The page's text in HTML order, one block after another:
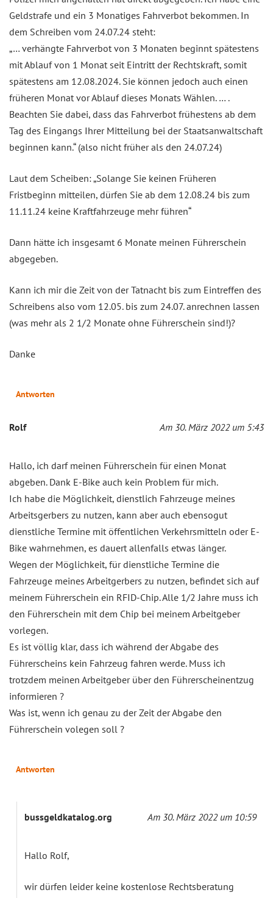
Geldstrafe und ein 3 Monatiges Fahrverbot bekommen. In
dem Schreiben vom 24.07.24 steht:
„… verhängte Fahrverbot von 3 Monaten beginnt spätestens
mit Ablauf von 1 Monat seit Eintritt der Rechtskraft, somit
spätestens am 12.08.2024. Sie können jedoch auch einen
früheren Monat vor Ablauf dieses Monats Wählen. … .
Beachten Sie dabei, dass das Fahrverbot frühestens ab dem
Tag des Eingangs Ihrer Mitteilung bei der Staatsanwaltschaft
beginnen kann.“ (also nicht früher als den 24.07.24)
Laut dem Scheiben: „Solange Sie keinen Früheren
Fristbeginn mitteilen, dürfen Sie ab dem 12.08.24 bis zum
11.11.24 keine Kraftfahrzeuge mehr führen“
Dann hätte ich insgesamt 6 Monate meinen Führerschein
abgegeben.
Kann ich mir die Zeit von der Tatnacht bis zum Eintreffen des
Schreibens also vom 12.05. bis zum 24.07. anrechnen lassen
(was mehr als 2 1/2 Monate ohne Führerschein sind!)?
Danke
Antworten
Rolf Am 30. März 2022 um 5:43
Hallo, ich darf meinen Führerschein für einen Monat
abgeben. Dank E-Bike auch kein Problem für mich.
Ich habe die Möglichkeit, dienstlich Fahrzeuge meines
Arbeitsgerbers zu nutzen, kann aber auch ebensogut
dienstliche Termine mit öffentlichen Verkehrsmitteln oder E-
Bike wahrnehmen, es dauert allenfalls etwas länger.
Wegen der Möglichkeit, für dienstliche Termine die
Fahrzeuge meines Arbeitgerbers zu nutzen, befindet sich auf
meinem Führerschein ein RFID-Chip. Alle 1/2 Jahre muss ich
den Führerschein mit dem Chip bei meinem Arbeitgeber
vorlegen.
Es ist völlig klar, dass ich während der Abgabe des
Führerscheins kein Fahrzeug fahren werde. Muss ich
trotzdem meinen Arbeitgeber über den Führerscheinentzug
informieren ?
Was ist, wenn ich genau zu der Zeit der Abgabe den
Führerschein volegen soll ?
Antworten
bussgeldkatalog.org Am 30. März 2022 um 10:59
Hallo Rolf,
wir dürfen leider keine kostenlose Rechtsberatung